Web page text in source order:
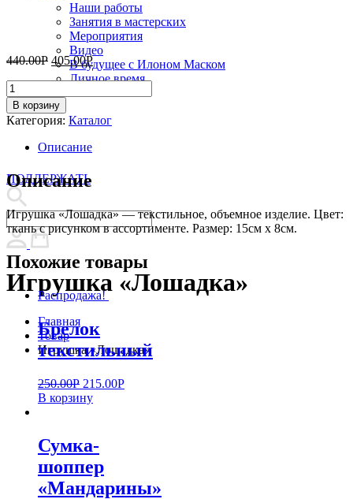
Наши работы
Занятия в мастерских
Мероприятия
Видео
В будущее с Илоном Маском
Личное время
ПОДДЕРЖАТЬ
Игрушка «Лошадка»
Главная
Товар
Игрушка «Лошадка»
440.00Р 405.00Р
Количество
товара
Игрушка
"Лошадка"
В корзину
Категория: Каталог
Описание
Описание
Игрушка «Лошадка» — текстильное, объемное изделие. Цвет:
ткань с рисунком в ассортименте. Размер: 15см х 8см.
Похожие товары
Распродажа!
Брелок
текстильный
250.00Р 215.00Р
В корзину
Сумка-
шоппер
«Мандарины»